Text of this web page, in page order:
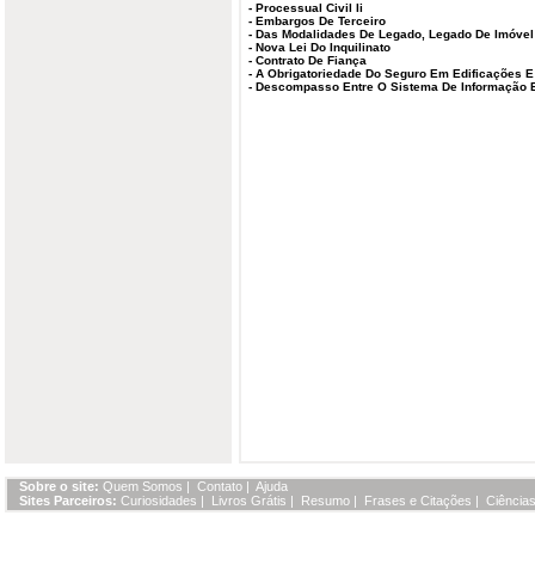
- Processual Civil Ii
- Embargos De Terceiro
- Das Modalidades De Legado, Legado De Imóvel
- Nova Lei Do Inquilinato
- Contrato De Fiança
- A Obrigatoriedade Do Seguro Em Edificações
- Descompasso Entre O Sistema De Informação
Sobre o site: Quem Somos | Contato | Ajuda
Sites Parceiros: Curiosidades | Livros Grátis | Resumo | Frases e Citações |